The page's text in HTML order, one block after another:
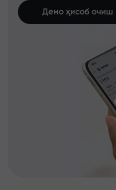
Демо ҳисоб очиш